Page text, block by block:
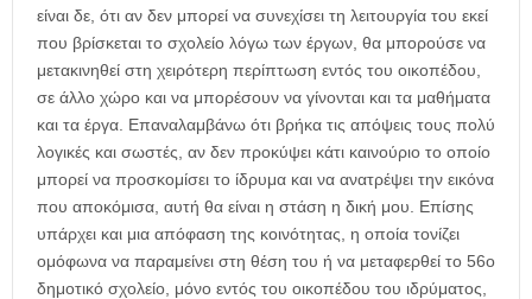
είναι δε, ότι αν δεν μπορεί να συνεχίσει τη λειτουργία του εκεί
που βρίσκεται το σχολείο λόγω των έργων, θα μπορούσε να
μετακινηθεί στη χειρότερη περίπτωση εντός του οικοπέδου,
σε άλλο χώρο και να μπορέσουν να γίνονται και τα μαθήματα
και τα έργα. Επαναλαμβάνω ότι βρήκα τις απόψεις τους πολύ
λογικές και σωστές, αν δεν προκύψει κάτι καινούριο το οποίο
μπορεί να προσκομίσει το ίδρυμα και να ανατρέψει την εικόνα
που αποκόμισα, αυτή θα είναι η στάση η δική μου. Επίσης
υπάρχει και μια απόφαση της κοινότητας, η οποία τονίζει
ομόφωνα να παραμείνει στη θέση του ή να μεταφερθεί το 56ο
δημοτικό σχολείο, μόνο εντός του οικοπέδου του ιδρύματος,